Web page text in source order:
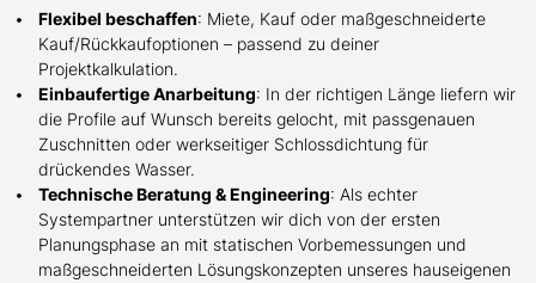
Flexibel beschaffen: Miete, Kauf oder maßgeschneiderte
Kauf/Rückkaufoptionen – passend zu deiner
Projektkalkulation.
Einbaufertige Anarbeitung: In der richtigen Länge liefern wir
die Profile auf Wunsch bereits gelocht, mit passgenauen
Zuschnitten oder werkseitiger Schlossdichtung für
drückendes Wasser.
Technische Beratung & Engineering: Als echter
Systempartner unterstützen wir dich von der ersten
Planungsphase an mit statischen Vorbemessungen und
maßgeschneiderten Lösungskonzepten unseres hauseigenen